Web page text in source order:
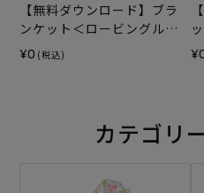
【無料ダウンロード】ブラ
ンケット＜ロービングルル
＞（レシピ）
¥0 (税込)
カテゴリ